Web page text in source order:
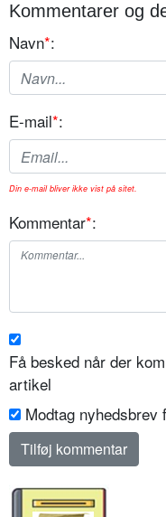
Kommentarer og
Navn*:
E-mail*:
Din e-mail bliver ikke vist på sitet.
Kommentar*:
Få besked når der
artikel
Modtag nyhedsbrev